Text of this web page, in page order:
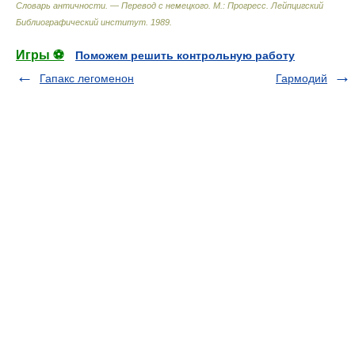
Словарь античности. — Перевод с немецкого. М.: Прогресс Лейпцигский
Библиографический институт 1989
Игры ⚽
Поможем решить контрольную работу
Гапакс легоменон
Гармодий